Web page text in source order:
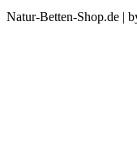
Natur-Betten-Shop.de |